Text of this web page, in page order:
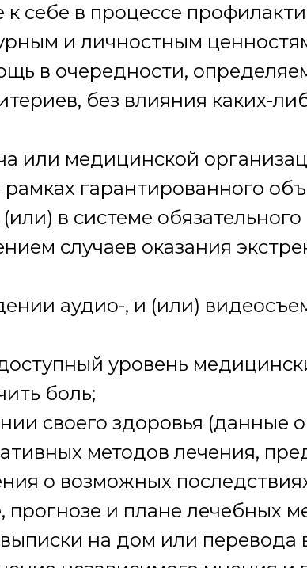
себе в процессе
и личностным
в очередности,
без влияния каких-
или медицинской
гарантированного
в системе
случаев оказания
аудио-, и (или)
уровень
боль;
своего здоровья (данные
методов лечения,
о возможных
и плане лечебных
на дом или